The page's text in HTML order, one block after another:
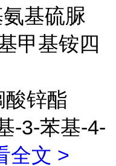
基硫脲
甲基铵四
酸锌酯
-3-苯基-4-
全文 >